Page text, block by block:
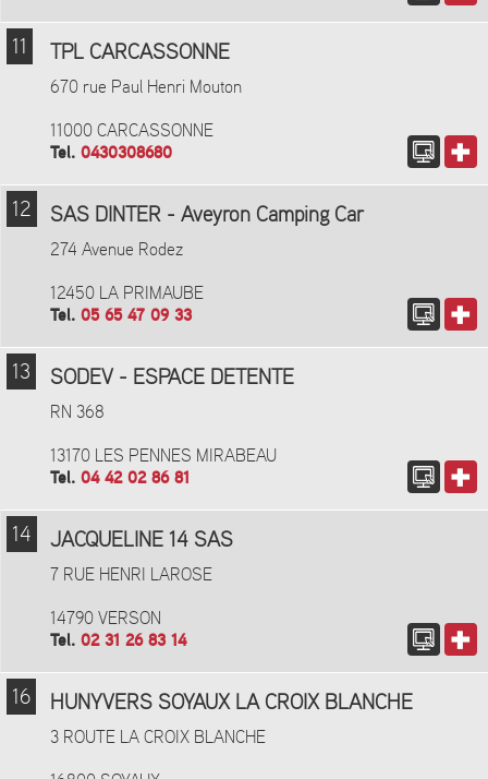
11 TPL CARCASSONNE
670 rue Paul Henri Mouton
11000 CARCASSONNE
Tel. 0430308680
12 SAS DINTER - Aveyron Camping Car
274 Avenue Rodez
12450 LA PRIMAUBE
Tel. 05 65 47 09 33
13 SODEV - ESPACE DETENTE
RN 368
13170 LES PENNES MIRABEAU
Tel. 04 42 02 86 81
14 JACQUELINE 14 SAS
7 RUE HENRI LAROSE
14790 VERSON
Tel. 02 31 26 83 14
16 HUNYVERS SOYAUX LA CROIX BLANCHE
3 ROUTE LA CROIX BLANCHE